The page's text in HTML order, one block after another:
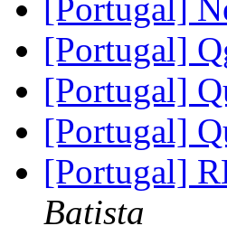
[Portugal]
[Portugal]
[Portugal]
[Portugal]
[Portugal]
Batista